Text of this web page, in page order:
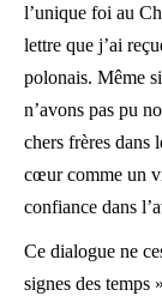
l’unique foi au
lettre que j’ai
polonais. Même
n’avons pas pu
chers frères dans
cœur comme un
confiance dans
Ce dialogue ne
signes des temps